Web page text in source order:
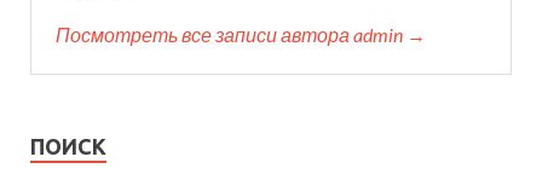
Посмотреть все записи автора admin →
ПОИСК